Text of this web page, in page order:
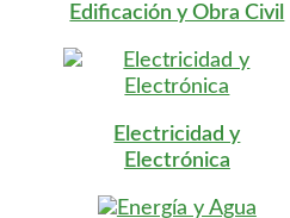
Edificación y Obra Civil
Electricidad y
Electrónica